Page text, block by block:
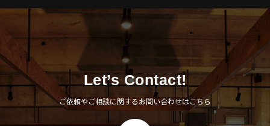
Let’s Contact!
ご依頼やご相談に関するお問い合わせはこちら